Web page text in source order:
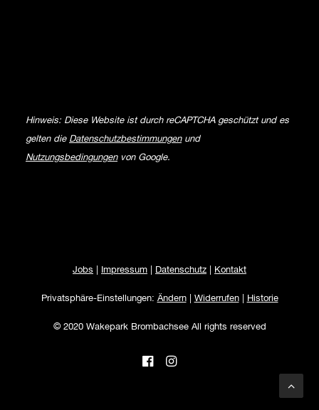
Hinweis: Diese Website ist durch reCAPTCHA geschützt und es
gelten die Datenschutzbestimmungenund
Nutzungsbedingungenvon Google.
Jobs Impressum Datenschutz Kontakt
Privatsphäre-Einstellungen: Ändern| Widerrufen| Historie
© 2020 Wakepark Brombachsee All rights reserved